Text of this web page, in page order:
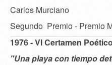
Carlos Murciano
Segundo Premio - Premio
1976 - VI Certamen
"Una playa con tiempo